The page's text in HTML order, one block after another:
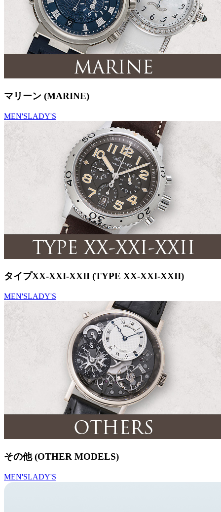
マリーン (MARINE)
MEN'SLADY'S
タイプXX-XXI-XXII (TYPE XX-XXI-XXII)
MEN'SLADY'S
その他 (OTHER MODELS)
MEN'SLADY'S